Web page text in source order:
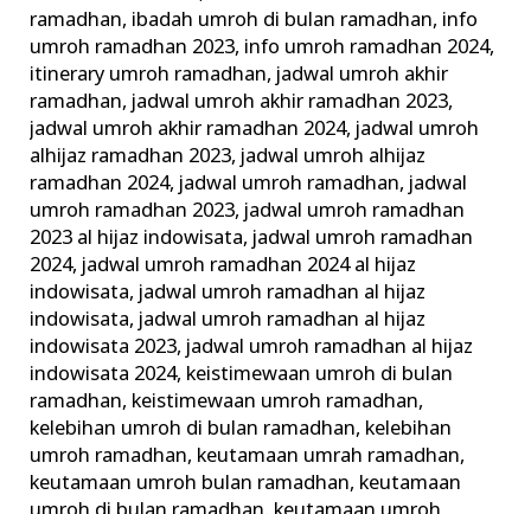
ramadhan, ibadah umroh di bulan ramadhan, info
umroh ramadhan 2023, info umroh ramadhan 2024,
itinerary umroh ramadhan, jadwal umroh akhir
ramadhan, jadwal umroh akhir ramadhan 2023,
jadwal umroh akhir ramadhan 2024, jadwal umroh
alhijaz ramadhan 2023, jadwal umroh alhijaz
ramadhan 2024, jadwal umroh ramadhan, jadwal
umroh ramadhan 2023, jadwal umroh ramadhan
2023 al hijaz indowisata, jadwal umroh ramadhan
2024, jadwal umroh ramadhan 2024 al hijaz
indowisata, jadwal umroh ramadhan al hijaz
indowisata, jadwal umroh ramadhan al hijaz
indowisata 2023, jadwal umroh ramadhan al hijaz
indowisata 2024, keistimewaan umroh di bulan
ramadhan, keistimewaan umroh ramadhan,
kelebihan umroh di bulan ramadhan, kelebihan
umroh ramadhan, keutamaan umrah ramadhan,
keutamaan umroh bulan ramadhan, keutamaan